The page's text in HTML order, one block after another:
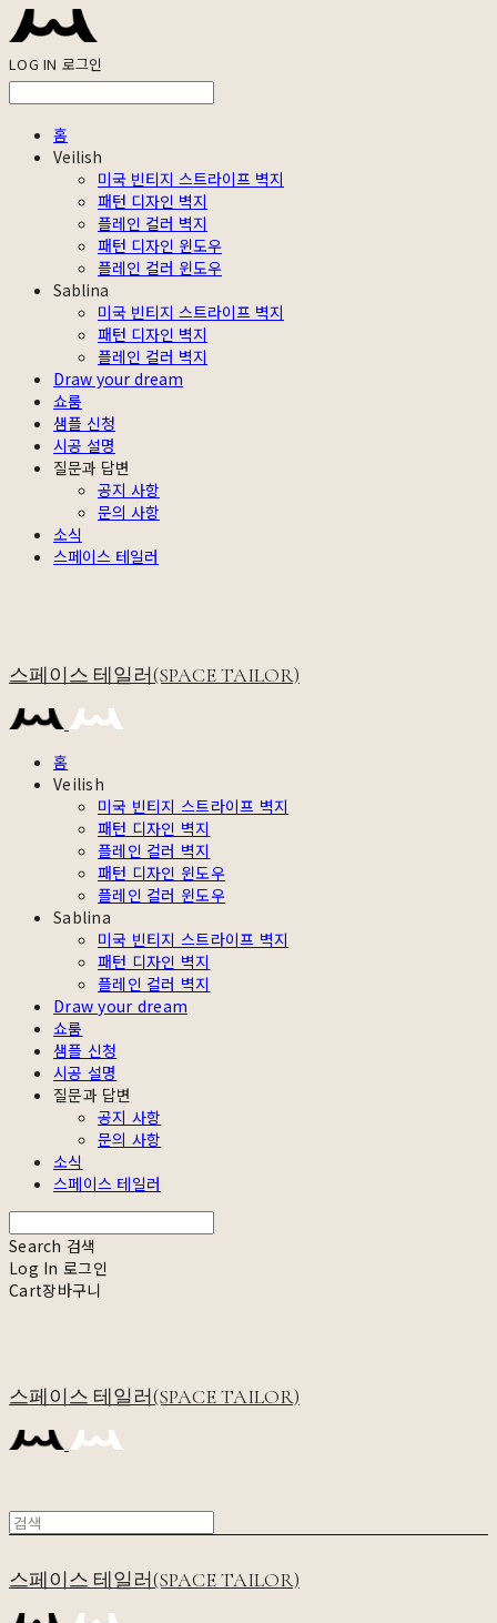
LOG IN 로그인
홈
Veilish
미국 빈티지 스트라이프 벽지
패턴 디자인 벽지
플레인 컬러 벽지
패턴 디자인 윈도우
플레인 컬러 윈도우
Sablina
미국 빈티지 스트라이프 벽지
패턴 디자인 벽지
플레인 컬러 벽지
Draw your dream
쇼룸
샘플 신청
시공 설명
질문과 답변
공지 사항
문의 사항
소식
스페이스 테일러
스페이스 테일러(SPACE TAILOR)
홈
Veilish
미국 빈티지 스트라이프 벽지
패턴 디자인 벽지
플레인 컬러 벽지
패턴 디자인 윈도우
플레인 컬러 윈도우
Sablina
미국 빈티지 스트라이프 벽지
패턴 디자인 벽지
플레인 컬러 벽지
Draw your dream
쇼룸
샘플 신청
시공 설명
질문과 답변
공지 사항
문의 사항
소식
스페이스 테일러
Search 검색
Log In 로그인
Cart장바구니
스페이스 테일러(SPACE TAILOR)
스페이스 테일러(SPACE TAILOR)